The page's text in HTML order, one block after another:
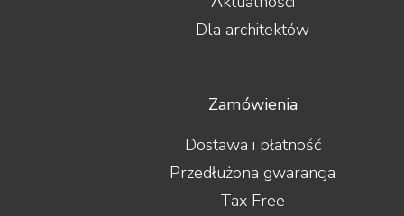
Dla architektów
Zamówienia
Dostawa i płatność
Przedłużona gwarancja
Tax Free